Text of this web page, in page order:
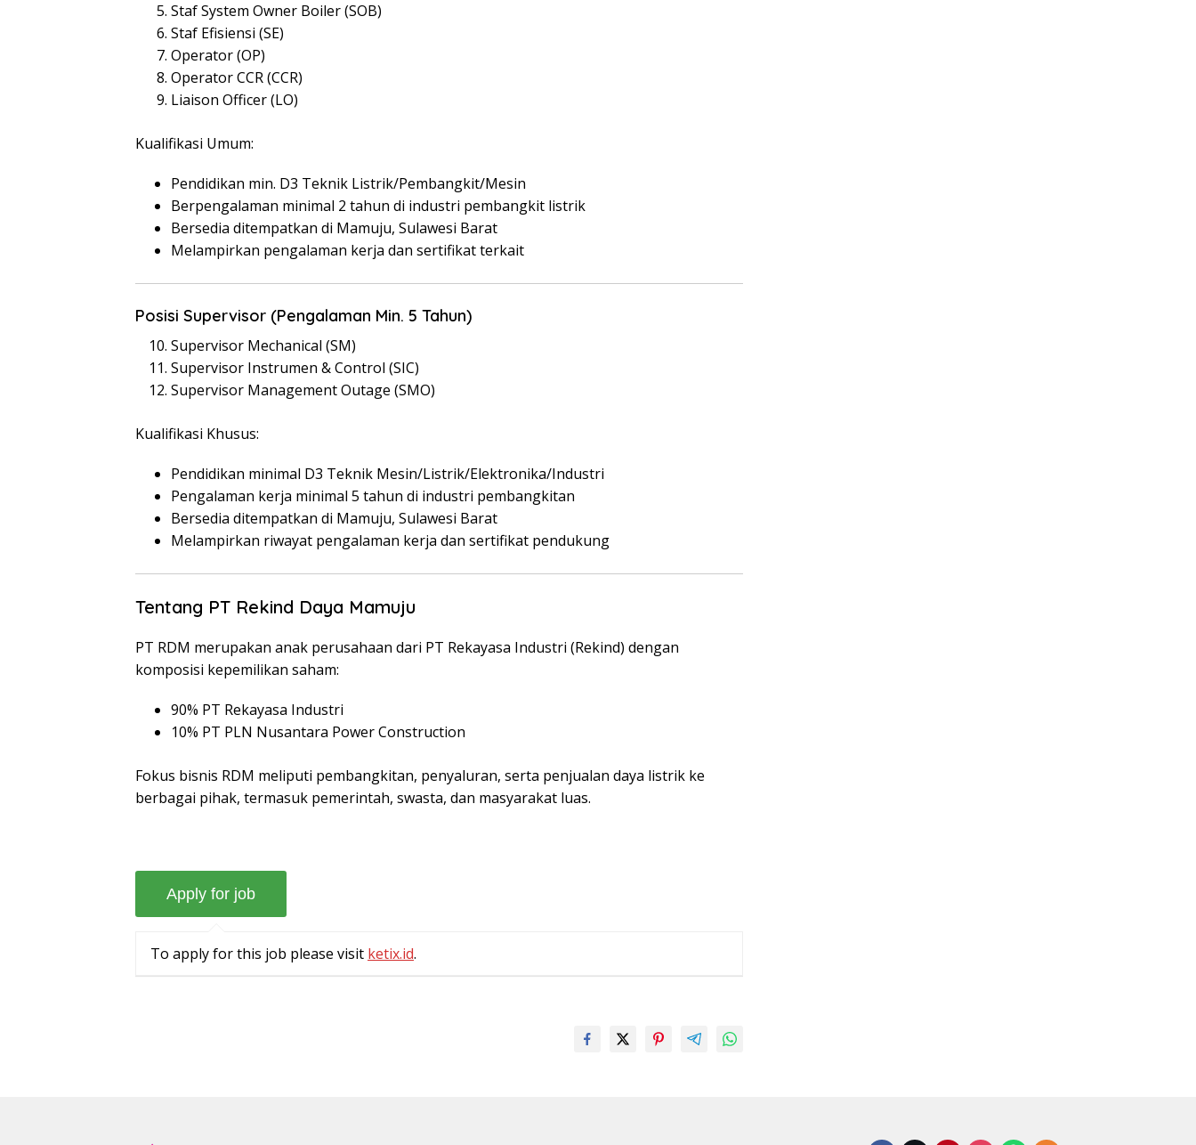
Staf System Owner Boiler (SOB)
Staf Efisiensi (SE)
Operator (OP)
Operator CCR (CCR)
Liaison Officer (LO)
Kualifikasi Umum:
Pendidikan min. D3 Teknik Listrik/Pembangkit/Mesin
Berpengalaman minimal 2 tahun di industri pembangkit listrik
Bersedia ditempatkan di Mamuju, Sulawesi Barat
Melampirkan pengalaman kerja dan sertifikat terkait
Posisi Supervisor (Pengalaman Min. 5 Tahun)
Supervisor Mechanical (SM)
Supervisor Instrumen & Control (SIC)
Supervisor Management Outage (SMO)
Kualifikasi Khusus:
Pendidikan minimal D3 Teknik Mesin/Listrik/Elektronika/Industri
Pengalaman kerja minimal 5 tahun di industri pembangkitan
Bersedia ditempatkan di Mamuju, Sulawesi Barat
Melampirkan riwayat pengalaman kerja dan sertifikat pendukung
Tentang PT Rekind Daya Mamuju
PT RDM merupakan anak perusahaan dari PT Rekayasa Industri (Rekind) dengan
komposisi kepemilikan saham:
90% PT Rekayasa Industri
10% PT PLN Nusantara Power Construction
Fokus bisnis RDM meliputi pembangkitan, penyaluran, serta penjualan daya listrik ke
berbagai pihak, termasuk pemerintah, swasta, dan masyarakat luas.
To apply for this job please visit ketix.id.